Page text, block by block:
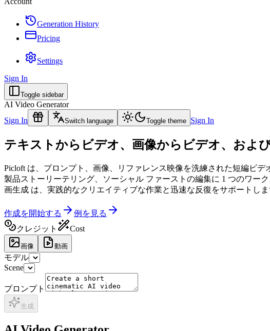
Generation History
Pricing
Settings
Sign In
Toggle sidebar
AI Video Generator
Sign In
Switch language Toggle theme Sign In
テキストからビデオ、画像からビデオ、およ
Picloft は、プロンプト、画像、リファレンス映像を洗練された短編ビ
製品ストーリーテリング、ソーシャル ファーストの編集に 1 つのワー
画生成 は、実践的なクリエイティブな作業と迅速な反復をサポートしま
作成を開始する
例を見る
クレジット
Cost
画像 動画
モデル
Scene
プロンプト
生成